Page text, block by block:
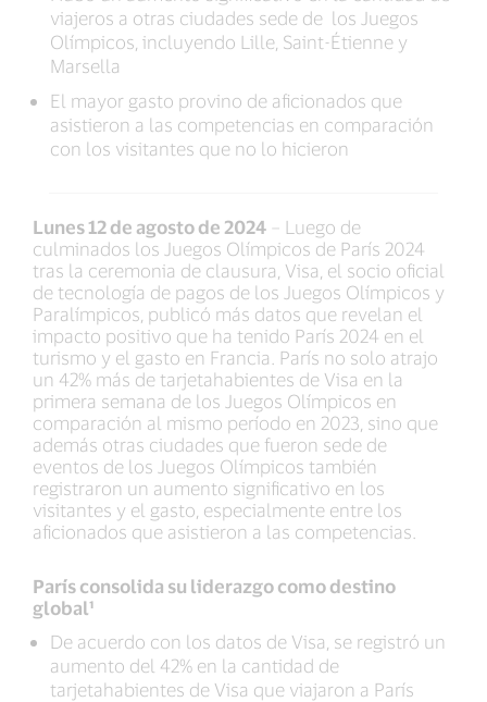
viajeros a otras ciudades sede de los Juegos
Olímpicos, incluyendo Lille, Saint-Étienne y
Marsella
El mayor gasto provino de aficionados que
asistieron a las competencias en comparación
con los visitantes que no lo hicieron
Lunes 12 de agosto de 2024 – Luego de
culminados los Juegos Olímpicos de París 2024
tras la ceremonia de clausura, Visa, el socio oficial
de tecnología de pagos de los Juegos Olímpicos y
Paralímpicos, publicó más datos que revelan el
impacto positivo que ha tenido París 2024 en el
turismo y el gasto en Francia. París no solo atrajo
un 42% más de tarjetahabientes de Visa en la
primera semana de los Juegos Olímpicos en
comparación al mismo período en 2023, sino que
además otras ciudades que fueron sede de
eventos de los Juegos Olímpicos también
registraron un aumento significativo en los
visitantes y el gasto, especialmente entre los
aficionados que asistieron a las competencias.
París consolida su liderazgo como destino
global¹
De acuerdo con los datos de Visa, se registró un
aumento del 42% en la cantidad de
tarjetahabientes de Visa que viajaron a París